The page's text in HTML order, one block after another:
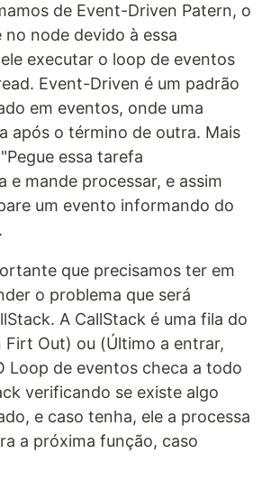
de Event-Driven Patern, o
node devido à essa
executar o loop de eventos
Event-Driven é um padrão
em eventos, onde uma
após o término de outra. Mais
essa tarefa
e mande processar, e assim
um evento informando do
que precisamos ter em
o problema que será
A CallStack é uma fila do
Firt Out) ou (Último a entrar,
Loop de eventos checa a todo
verificando se existe algo
e caso tenha, ele a processa
a próxima função, caso